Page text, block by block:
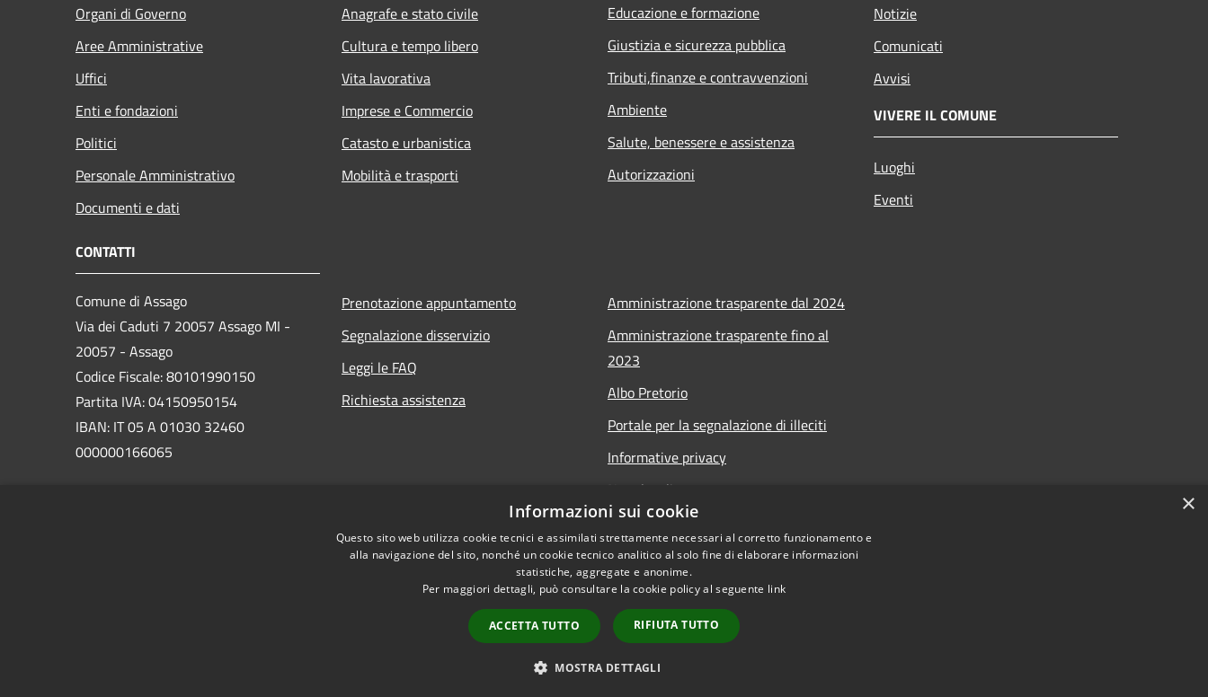
Organi di Governo
Aree Amministrative
Uffici
Enti e fondazioni
Politici
Personale Amministrativo
Documenti e dati
Anagrafe e stato civile
Cultura e tempo libero
Vita lavorativa
Imprese e Commercio
Catasto e urbanistica
Mobilità e trasporti
Educazione e formazione
Giustizia e sicurezza pubblica
Tributi,finanze e contravvenzioni
Ambiente
Salute, benessere e assistenza
Autorizzazioni
Notizie
Comunicati
Avvisi
VIVERE IL COMUNE
Luoghi
Eventi
CONTATTI
Comune di Assago
Via dei Caduti 7 20057 Assago MI -
20057 - Assago
Codice Fiscale: 80101990150
Partita IVA: 04150950154
IBAN: IT 05 A 01030 32460
000000166065
Prenotazione appuntamento
Segnalazione disservizio
Leggi le FAQ
Richiesta assistenza
Amministrazione trasparente dal 2024
Amministrazione trasparente fino al
2023
Albo Pretorio
Portale per la segnalazione di illeciti
Informative privacy
Note legali
Dichiarazione di accessibilità
Segnalazioni di inaccessibilità
Copyright © 2026 • Comune di Assago • Powered by
×
Informazioni sui cookie
Questo sito web utilizza cookie tecnici e assimilati strettamente necessari al corretto funzionamento e
alla navigazione del sito, nonché un cookie tecnico analitico al solo fine di elaborare informazioni
statistiche, aggregate e anonime.
Per maggiori dettagli, può consultare la cookie policy al seguente link
ACCETTA TUTTO RIFIUTA TUTTO
MOSTRA DETTAGLI